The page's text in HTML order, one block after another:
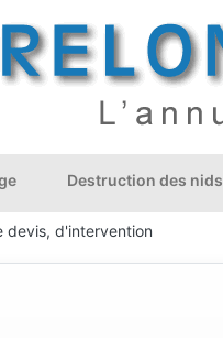
Destruction des nids
devis, d'intervention